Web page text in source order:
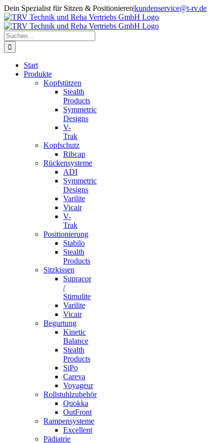
Zum
Inhalt
springen
Dein Spezialist für Sitzen & Positionieren|kundenservice@t-rv.de
Suche
nach:
Start
Produkte
Kopfstützen
Stealth
Products
Symmetric
Designs
V-
Trak
Kopfschutz
Ribcap
Rückensysteme
ADI
Symmetric
Designs
Varilite
Vicair
V-
Trak
Positionierung
Stabilo
Stealth
Products
Sitzkissen
Supracor
/
Stimulite
Varilite
Vicair
Begurtung
Kinetic
Balance
Stealth
Products
SiPo
Careva
Voyageur
Rollstuhlzubehör
Quokka
OutFront
Rampensysteme
Excellent
Pädiatrie